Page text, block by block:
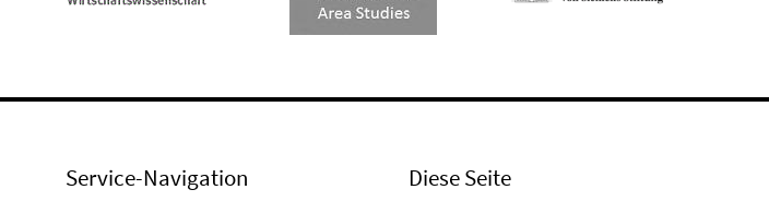
Service-Navigation Diese Seite